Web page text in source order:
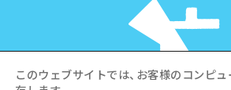
このウェブサイトでは、お客様のコンピ